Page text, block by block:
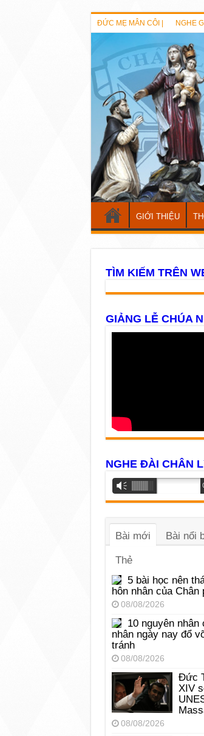
ĐỨC MẸ MÂN CÔI | NGHE
GIỚI THIỆU
TÌM KIẾM TRÊN
GIẢNG LỄ CHÚA
NGHE ĐÀI CHÂN
Trình
phát
âm
Vm
Bài mới Bài nổi
Thẻ
5 bài học nên
hôn nhân của
08/08/2026
10 nguyên nhân
nhân ngày nay đổ
tránh
08/08/2026
Đức
XIV
08/08/2026